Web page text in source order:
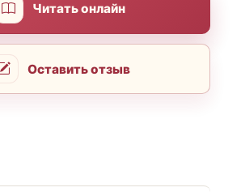
Читать онлайн
Оставить отзыв